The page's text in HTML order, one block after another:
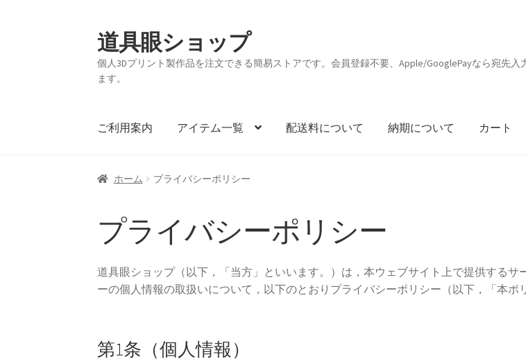
ナ
ビ
ゲ
ョ
ス
プ
コ
ン
テ
へ
ッ
道具眼ショップ
個人3Dプリント製作品を注文できる簡易ストアです。会員登録不要、Apple/GooglePayなら宛先入
ます。
ご利用案内 アイテム一覧 配送料について 納期について カート
ホーム プライバシーポリシー
プライバシーポリシー
道具眼ショップ（以下，「当方」といいます。）は，本ウェブサイト上で提供する
ーの個人情報の取扱いについて，以下のとおりプライバシーポリシー（以下，「本ポ
第1条（個人情報）